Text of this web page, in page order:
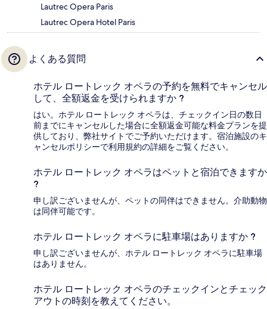
Lautrec Opera Paris
Lautrec Opera Hotel Paris
よくある質問
ホテル ロートレック オペラの予約を無料でキャンセル
して、全額返金を受けられますか ?
はい。ホテル ロートレック オペラは、チェックイン日の数日
前までにキャンセルした場合に全額返金可能な料金プランを提
供しており、弊社サイトでご予約いただけます。宿泊施設のキ
ャンセルポリシーで利用規約の詳細をご覧ください。
ホテル ロートレック オペラはペットと宿泊できますか
?
申し訳ございませんが、ペットの同伴はできません。介助動物
は同伴可能です。
ホテル ロートレック オペラに駐車場はありますか ?
申し訳ございませんが、ホテル ロートレック オペラに駐車場
はありません。
ホテル ロートレック オペラのチェックインとチェック
アウトの時刻を教えてください。